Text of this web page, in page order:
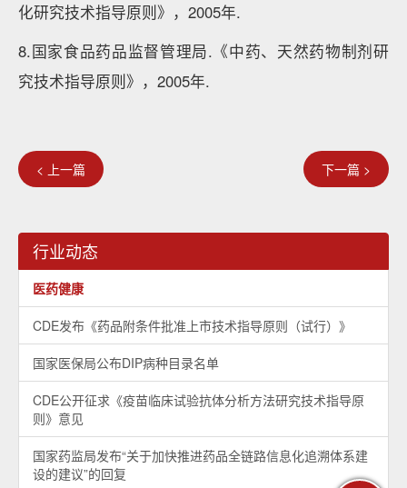
化研究技术指导原则》，2005年.
8.国家食品药品监督管理局.《中药、天然药物制剂研
究技术指导原则》，2005年.
< 上一篇 下一篇 >
行业动态
医药健康
CDE发布《药品附条件批准上市技术指导原则（试行）》
国家医保局公布DIP病种目录名单
CDE公开征求《疫苗临床试验抗体分析方法研究技术指导原
则》意见
国家药监局发布“关于加快推进药品全链路信息化追溯体系建
设的建议”的回复